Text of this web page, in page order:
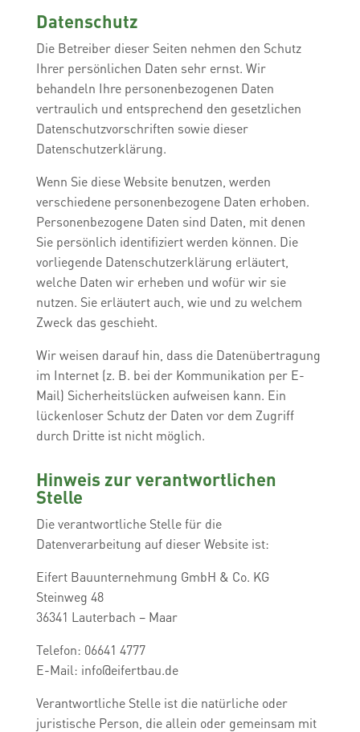
Datenschutz
Die Betreiber dieser Seiten nehmen den Schutz
Ihrer persönlichen Daten sehr ernst. Wir
behandeln Ihre personenbezogenen Daten
vertraulich und entsprechend den gesetzlichen
Datenschutzvorschriften sowie dieser
Datenschutzerklärung.
Wenn Sie diese Website benutzen, werden
verschiedene personenbezogene Daten erhoben.
Personenbezogene Daten sind Daten, mit denen
Sie persönlich identifiziert werden können. Die
vorliegende Datenschutzerklärung erläutert,
welche Daten wir erheben und wofür wir sie
nutzen. Sie erläutert auch, wie und zu welchem
Zweck das geschieht.
Wir weisen darauf hin, dass die Datenübertragung
im Internet (z. B. bei der Kommunikation per E-
Mail) Sicherheitslücken aufweisen kann. Ein
lückenloser Schutz der Daten vor dem Zugriff
durch Dritte ist nicht möglich.
Hinweis zur verantwortlichen
Stelle
Die verantwortliche Stelle für die
Datenverarbeitung auf dieser Website ist:
Eifert Bauunternehmung GmbH & Co. KG
Steinweg 48
36341 Lauterbach – Maar
Telefon: 06641 4777
E-Mail: info@eifertbau.de
Verantwortliche Stelle ist die natürliche oder
juristische Person, die allein oder gemeinsam mit